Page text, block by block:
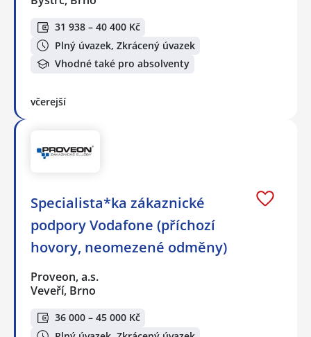
31 938 – 40 400 Kč
Plný úvazek, Zkrácený úvazek
Vhodné také pro absolventy
včerejší
Specialista*ka zákaznické
podpory Vodafone (příchozí
hovory, neomezené odměny)
Proveon, a.s.
Veveří, Brno
36 000 – 45 000 Kč